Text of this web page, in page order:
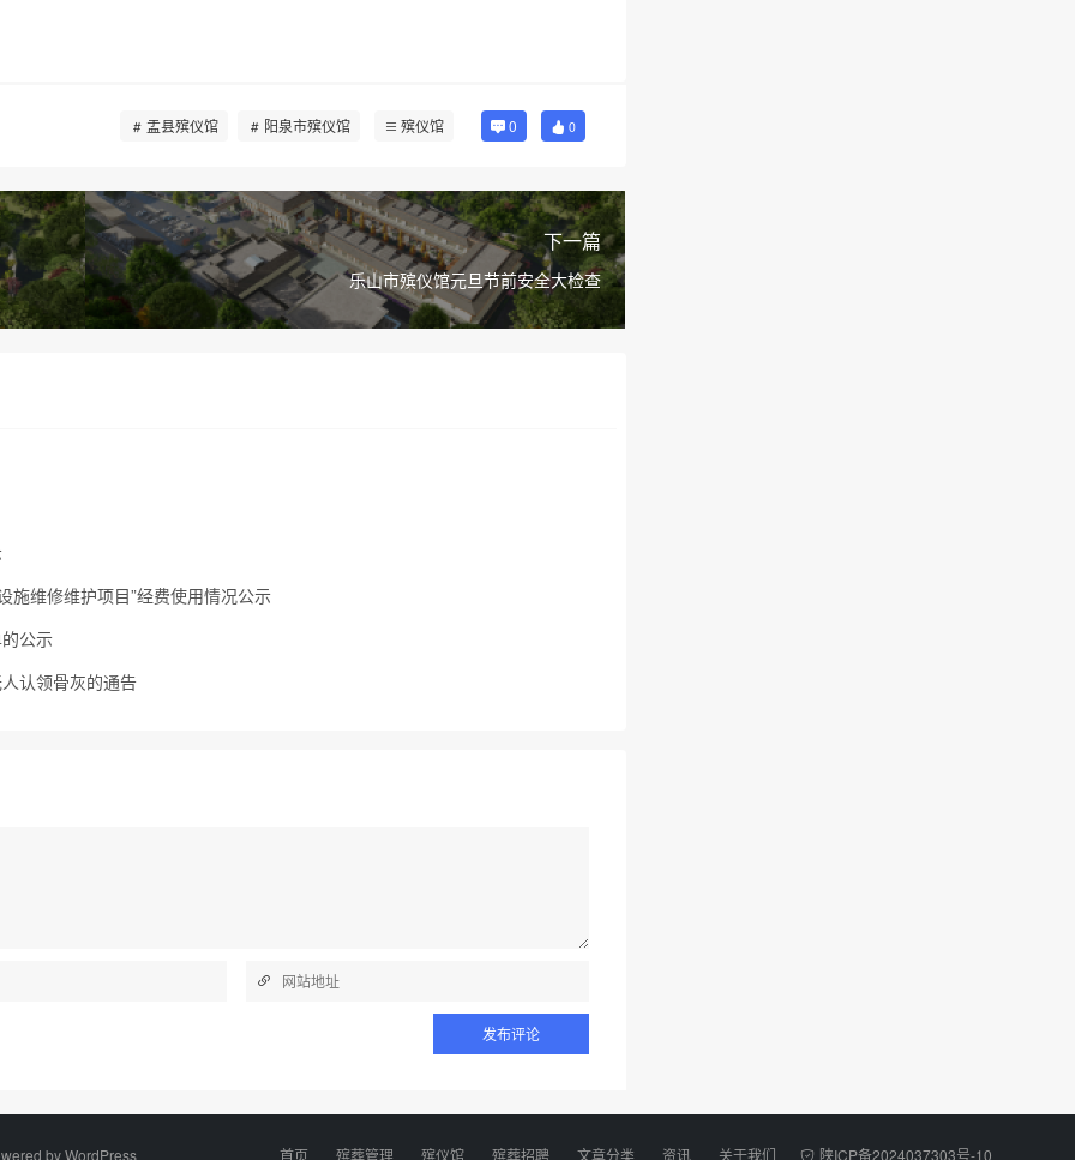
盂县殡仪馆 阳泉市殡仪馆 殡仪馆 0 0
下一篇
乐山市殡仪馆元旦节前安全大检查
施维修维护项目”经费使用情况公示
公示
认领骨灰的通告
byWordPress 首页 殡葬管理 殡仪馆 殡葬招聘 文章分类 资讯 关于我们 陕ICP备2024037303号-10